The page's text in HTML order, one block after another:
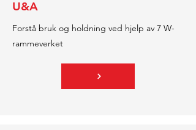
U&A
Forstå bruk og holdning ved hjelp av 7 W-
rammeverket